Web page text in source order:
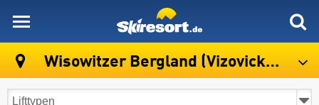
Wisowitzer Bergland (Vizovická vrchovina)